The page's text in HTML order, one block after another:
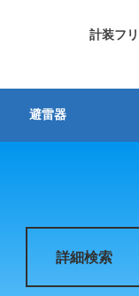
計装フ
避雷器
詳細検索